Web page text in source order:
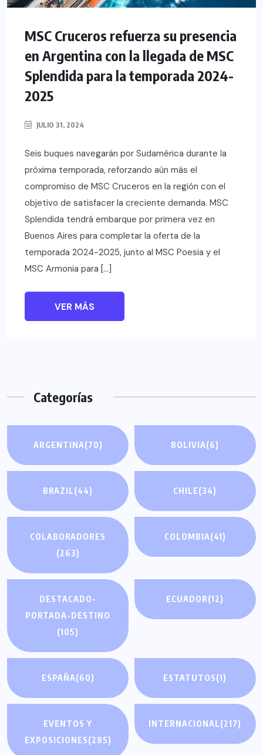
MSC Cruceros refuerza su presencia
en Argentina con la llegada de MSC
Splendida para la temporada 2024-
2025
JULIO 31, 2024
Seis buques navegarán por Sudamérica durante la
próxima temporada, reforzando aún más el
compromiso de MSC Cruceros en la región con el
objetivo de satisfacer la creciente demanda. MSC
Splendida tendrá embarque por primera vez en
Buenos Aires para completar la oferta de la
temporada 2024-2025, junto al MSC Poesia y el
MSC Armonia para […]
VER MÁS
Categorías
ARGENTINA(70) BOLIVIA(6)
BRAZIL(44) CHILE(34)
COLABORADORES
(263)
COLOMBIA(41)
DESTACADO-
PORTADA-DESTINO
(105)
ECUADOR(12)
ESPAÑA(60) ESTATUTOS(1)
EVENTOS Y
EXPOSICIONES(285)
INTERNACIONAL(217)